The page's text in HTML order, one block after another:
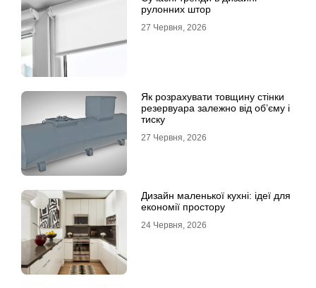
рулонних штор
27 Червня, 2026
Як розрахувати товщину стінки
резервуара залежно від об’єму і
тиску
27 Червня, 2026
Дизайн маленької кухні: ідеї для
економії простору
24 Червня, 2026